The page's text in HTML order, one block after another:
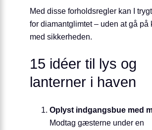
Med disse forholdsregler kan I
for diamantglimtet – uden at gå på
med sikkerheden.
15 idéer til lys og
lanterner i haven
Oplyst indgangsbue med
Modtag gæsterne under en